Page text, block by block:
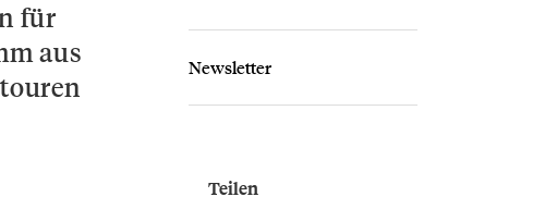
für
aus
Newsletter
Teilen